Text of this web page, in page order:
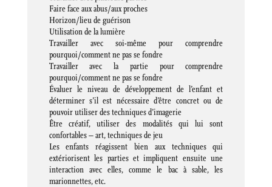
Faire face aux abus/aux proches
Horizon/lieu de guérison
Utilisation de la lumière
Travailler avec soi-même pour comprendre
pourquoi/comment ne pas se fondre
Travailler avec la partie pour comprendre
pourquoi/comment ne pas se fondre
Évaluer le niveau de développement de l’enfant et
déterminer s’il est nécessaire d’être concret ou de
pouvoir utiliser des techniques d’imagerie
Être créatif, utiliser des modalités qui lui sont
confortables – art, techniques de jeu
Les enfants réagissent bien aux techniques qui
extériorisent les parties et impliquent ensuite une
interaction avec elles, comme le bac à sable, les
marionnettes, etc.